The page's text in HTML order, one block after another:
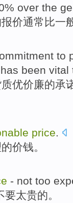
over the
报价通常 比一
to
has been vital
优价廉的承
price.
的价钱。
- not too
要太贵的。